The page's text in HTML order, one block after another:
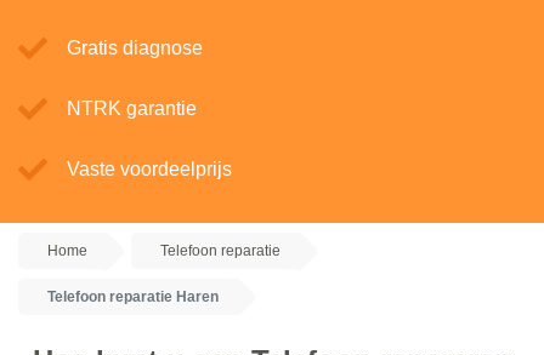
Gratis diagnose
NTRK garantie
Vaste voordeelprijs
Home Telefoon reparatie
Telefoon reparatie Haren